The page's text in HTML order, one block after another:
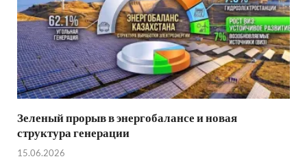
Зеленый прорыв в энергобалансе и новая
структура генерации
15.06.2026